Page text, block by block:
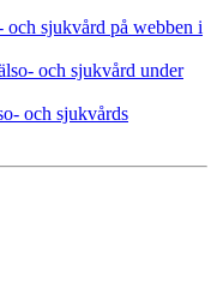
och sjukvård på webben i
och sjukvård under
och sjukvårds